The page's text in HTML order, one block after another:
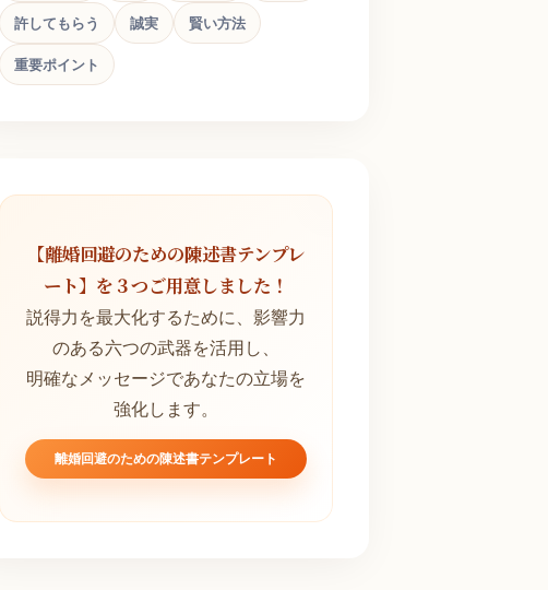
許してもらう 誠実 賢い方法
重要ポイント
【離婚回避のための陳述書テンプレ
ート】を３つご用意しました！
説得力を最大化するために、影響力
のある六つの武器を活用し、
明確なメッセージであなたの立場を
強化します。
離婚回避のための陳述書テンプレート